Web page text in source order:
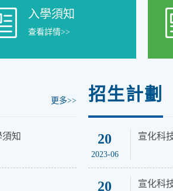
入學須知
查看詳情>>
更多>>
知
招生計劃
20
2023-06
宣化科
20 宣化科